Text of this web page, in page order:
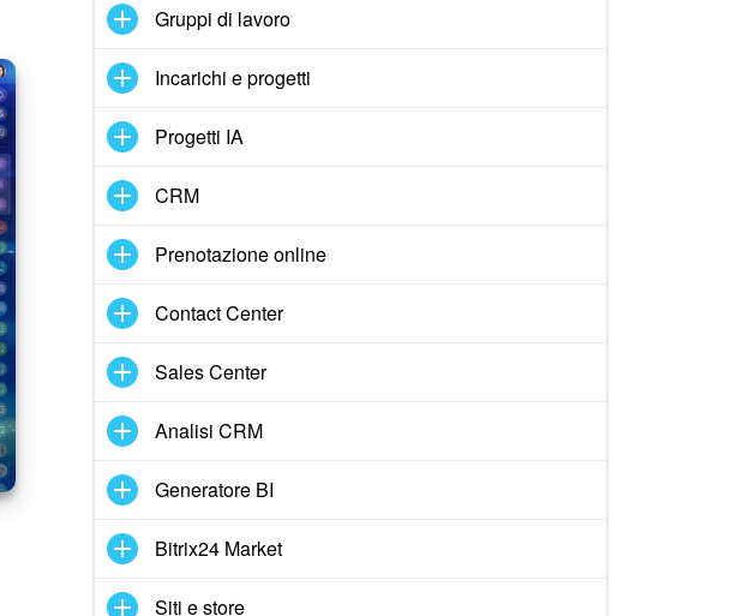
Gruppi di lavoro
Incarichi e progetti
Progetti IA
CRM
Prenotazione online
Contact Center
Sales Center
Analisi CRM
Generatore BI
Bitrix24 Market
Siti e store